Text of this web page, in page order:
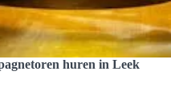
huren in Leek